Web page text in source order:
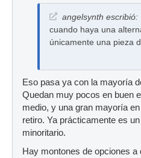
angelsynth escribió:
cuando haya una
únicamente una pieza
Eso pasa ya con la mayoría
Quedan muy pocos en buen
medio, y una gran mayoría
retiro. Ya prácticamente es
minoritario.
Hay montones de opciones